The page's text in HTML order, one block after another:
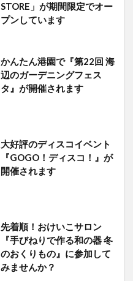
STORE」が期間限定でオー
プンしています
かんたん港園で『第22回 海
辺のガーデニングフェス
タ』が開催されます
大好評のディスコイベント
『GOGO！ディスコ！』が
開催されます
先着順！おけいこサロン
『手びねりで作る和の器 冬
のおくりもの』に参加して
みませんか？